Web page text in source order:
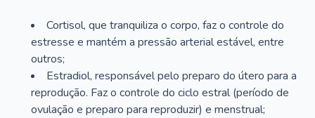
Cortisol, que tranquiliza o corpo, faz o controle do
estresse e mantém a pressão arterial estável, entre
outros;
Estradiol, responsável pelo preparo do útero para a
reprodução. Faz o controle do ciclo estral (período de
ovulação e preparo para reproduzir) e menstrual;